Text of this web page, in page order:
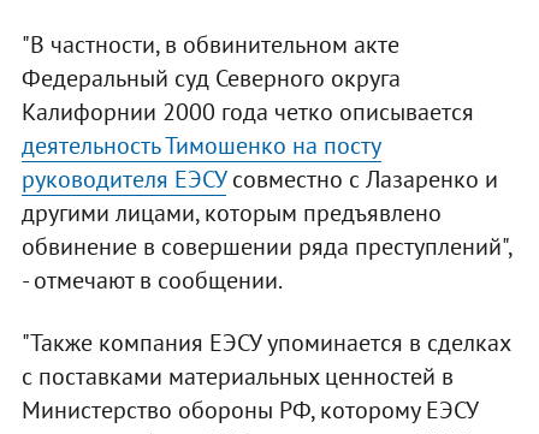
"В частности, в обвинительном акте
Федеральный суд Северного округа
Калифорнии 2000 года четко описывается
деятельность Тимошенко на посту
руководителя ЕЭСУсовместно с Лазаренко и
другими лицами, которым предъявлено
обвинение в совершении ряда преступлений",
- отмечают в сообщении.
"Также компания ЕЭСУ упоминается в сделках
с поставками материальных ценностей в
Министерство обороны РФ, которому ЕЭСУ